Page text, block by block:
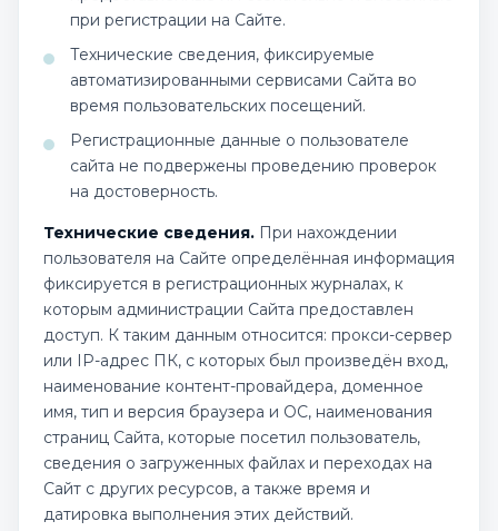
при регистрации на Сайте.
Технические сведения, фиксируемые
автоматизированными сервисами Сайта во
время пользовательских посещений.
Регистрационные данные о пользователе
сайта не подвержены проведению проверок
на достоверность.
Технические сведения. При нахождении
пользователя на Сайте определённая информация
фиксируется в регистрационных журналах, к
которым администрации Сайта предоставлен
доступ. К таким данным относится: прокси-сервер
или IP-адрес ПК, с которых был произведён вход,
наименование контент-провайдера, доменное
имя, тип и версия браузера и ОС, наименования
страниц Сайта, которые посетил пользователь,
сведения о загруженных файлах и переходах на
Сайт с других ресурсов, а также время и
датировка выполнения этих действий.